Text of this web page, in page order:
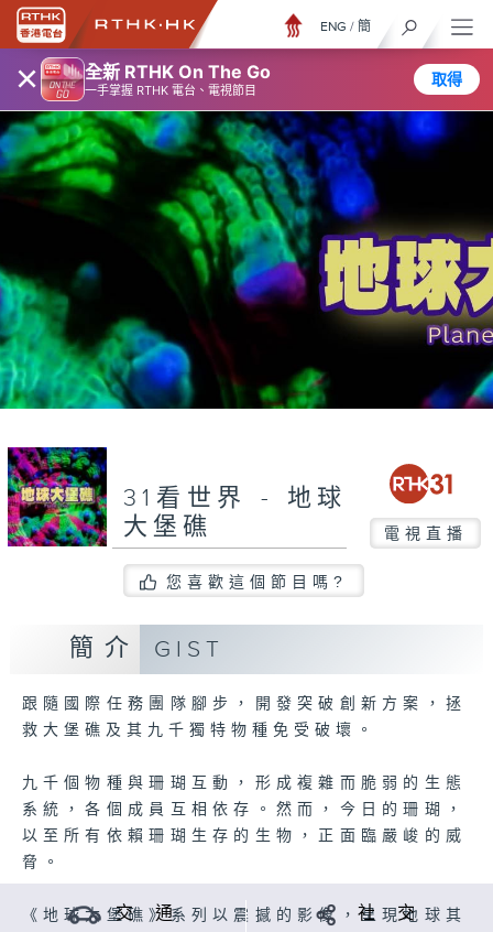
× 全新 RTHK On The Go
一手掌握 RTHK 電台、電視節目
取得
ENG / 簡
31看世界 - 地球
大堡礁
電視直播
您喜歡這個節目嗎?
簡介 GIST
跟隨國際任務團隊腳步，開發突破創新方案，拯
救大堡礁及其九千獨特物種免受破壞。
九千個物種與珊瑚互動，形成複雜而脆弱的生態
系統，各個成員互相依存。然而，今日的珊瑚，
以至所有依賴珊瑚生存的生物，正面臨嚴峻的威
脅。
《地球大堡礁》系列以震撼的影像，呈現地球其
交 通 社 交